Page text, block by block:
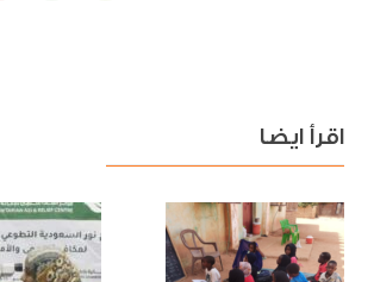
اقرأ ايضا